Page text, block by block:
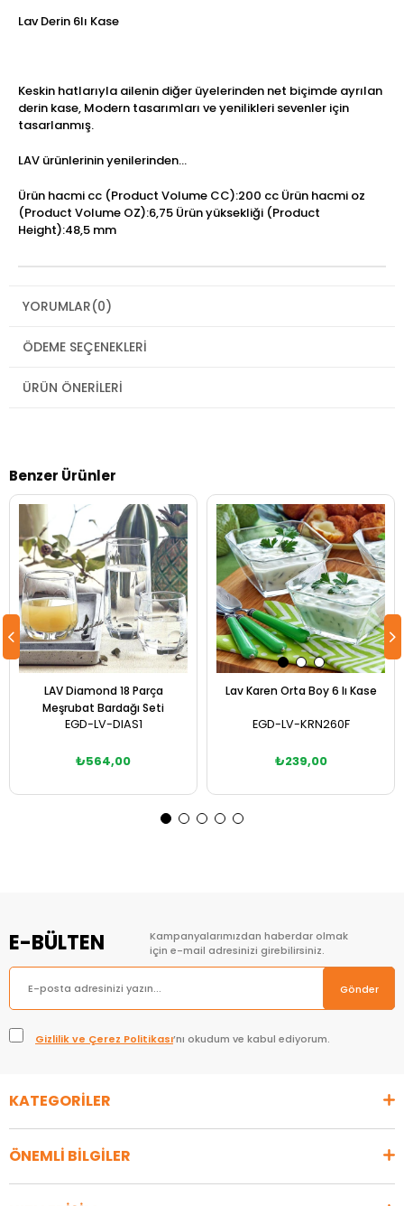
Lav Derin 6lı Kase
Keskin hatlarıyla ailenin diğer üyelerinden net biçimde ayrılan
derin kase, Modern tasarımları ve yenilikleri sevenler için
tasarlanmış.
LAV ürünlerinin yenilerinden...
Ürün hacmi cc (Product Volume CC):200 cc Ürün hacmi oz
(Product Volume OZ):6,75 Ürün yüksekliği (Product
Height):48,5 mm
YORUMLAR(0)
ÖDEME SEÇENEKLERI
ÜRÜN ÖNERILERI
Benzer Ürünler
LAV Diamond 18 Parça
Meşrubat Bardağı Seti
EGD-LV-DIAS1
₺564,00
Lav Karen Orta Boy 6 lı Kase
EGD-LV-KRN260F
₺239,00
E-BÜLTEN
Kampanyalarımızdan haberdar olmak
için e-mail adresinizi girebilirsiniz.
Gönder
Gizlilik ve Çerez Politikası’nı okudum ve kabul ediyorum.
KATEGORİLER
ÖNEMLİ BİLGİLER